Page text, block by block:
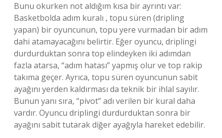
Bunu okurken not aldığım kısa bir ayrıntı var:
Basketbolda adım kuralı , topu süren (dripling
yapan) bir oyuncunun, topu yere vurmadan bir adım
dahi atamayacağını belirtir. Eğer oyuncu, driplingi
durdurduktan sonra top elindeyken iki adımdan
fazla atarsa, “adım hatası” yapmış olur ve top rakip
takıma geçer. Ayrıca, topu süren oyuncunun sabit
ayağını yerden kaldırması da teknik bir ihlal sayılır.
Bunun yanı sıra, “pivot” adı verilen bir kural daha
vardır. Oyuncu driplingi durdurduktan sonra bir
ayağını sabit tutarak diğer ayağıyla hareket edebilir.